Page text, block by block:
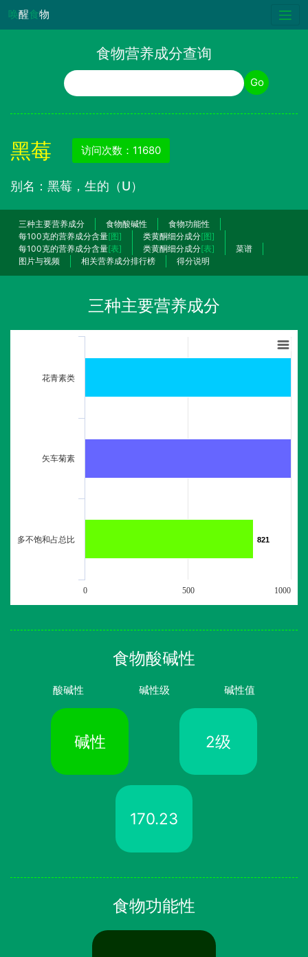
唤醒食物
食物营养成分查询
食物名称 Go
黑莓 访问次数：11680
别名：黑莓，生的（U）
三种主要营养成分 食物酸碱性
食物功能性
每100克的营养成分含量[图] 类黄酮细分成分[图]
每100克的营养成分含量[表] 类黄酮细分成分[表]
菜谱
图片与视频
相关营养成分排行榜 得分说明
三种主要营养成分
821
821
花青素类
矢车菊素
多不饱和占总比
0 500 1000
食物酸碱性
酸碱性 碱性级 碱性值
碱性 2级
170.23
食物功能性